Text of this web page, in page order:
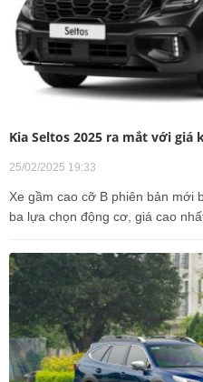
Kia Seltos 2025 ra mắt với giá
25/02/2025 19:33
Xe gầm cao cỡ B phiên bản mới
ba lựa chọn động cơ, giá cao